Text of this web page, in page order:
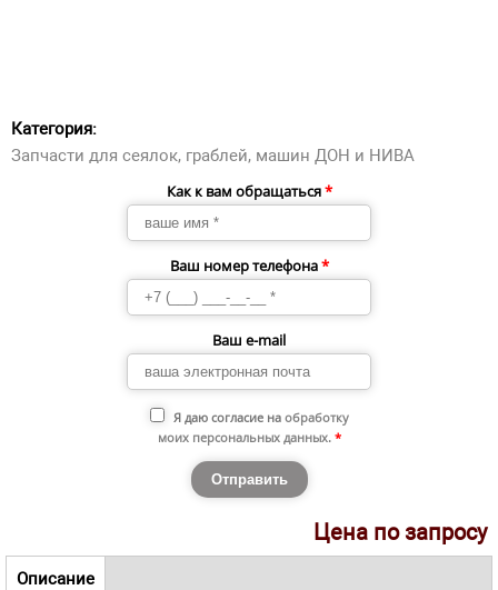
Категория:
Запчасти для сеялок, граблей, машин ДОН и НИВА
Как к вам обращаться*
Ваш номер телефона*
Ваш e-mail
Я даю согласие на обработку
моих персональных данных. *
Цена по запросу
Навигационное меню
Описание